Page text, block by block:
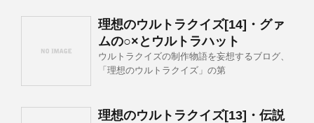
理想のウルトラクイズ[14]・グァ
ムの○×とウルトラハット
ウルトラクイズの制作物語を妄想するブログ、
「理想のウルトラクイズ」の第
理想のウルトラクイズ[13]・伝説